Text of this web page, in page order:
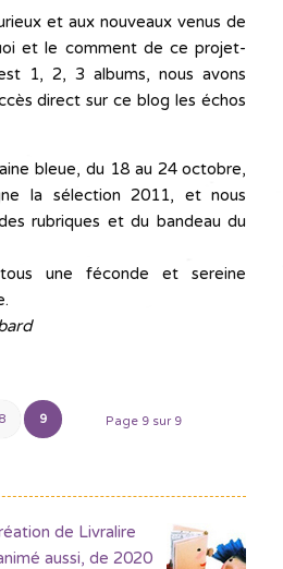
et aux nouveaux venus de
et le comment de ce projet-
1, 2, 3 albums, nous avons
direct sur ce blog les échos
bleue, du 18 au 24 octobre,
la sélection 2011, et nous
rubriques et du bandeau du
une féconde et sereine
Page 9 sur 9
8 9
de Livralire
aussi, de 2020